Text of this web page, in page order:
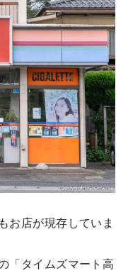
お店が現存していま
「タイムズマート高